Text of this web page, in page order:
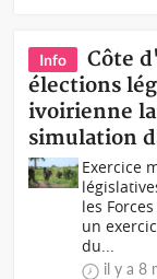
Info
Côte
élections
ivoirienne
simulation
Exercice
les
un
du...
il y a 8